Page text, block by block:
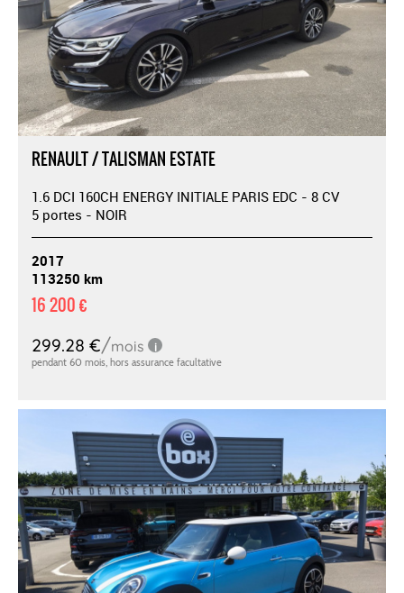
RENAULT / TALISMAN ESTATE
1.6 DCI 160CH ENERGY INITIALE PARIS EDC - 8 CV
5 portes - NOIR
2017
113250 km
16 200 €